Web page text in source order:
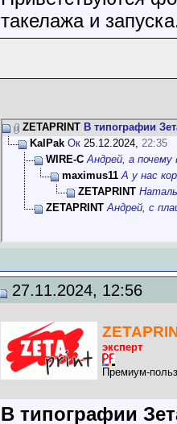
такелажа и
ZETAPRINT В типографии
KalPak Ок 25.12.2024, 22:35
WIRE-C Андрей, а почему
maximus11 А у нас
ZETAPRINT
ZETAPRINT Андрей, с
27.11.2024, 12:56
эксперт
Премиум-
В типографии